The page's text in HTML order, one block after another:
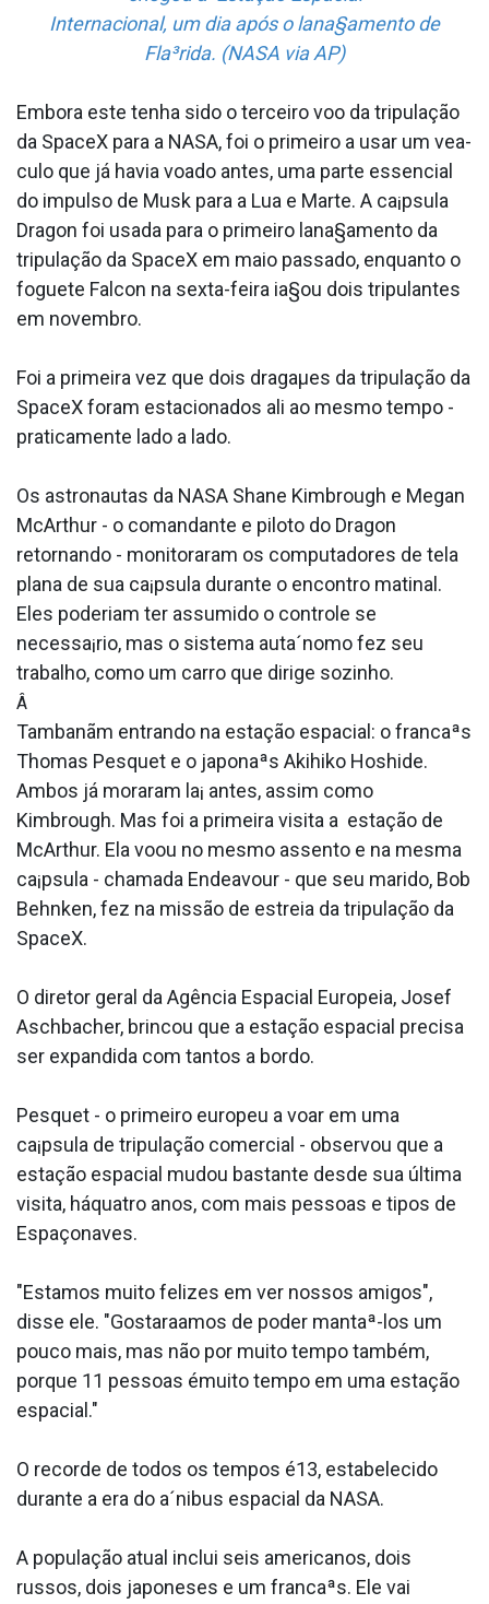
Internacional, um dia após o lana§amento de
Fla³rida. (NASA via AP)
Embora este tenha sido o terceiro voo da tripulação
da SpaceX para a NASA, foi o primeiro a usar um vea­
culo que já havia voado antes, uma parte essencial
do impulso de Musk para a Lua e Marte. A ca¡psula
Dragon foi usada para o primeiro lana§amento da
tripulação da SpaceX em maio passado, enquanto o
foguete Falcon na sexta-feira ia§ou dois tripulantes
em novembro.
Foi a primeira vez que dois dragaµes da tripulação da
SpaceX foram estacionados ali ao mesmo tempo -
praticamente lado a lado.
Os astronautas da NASA Shane Kimbrough e Megan
McArthur - o comandante e piloto do Dragon
retornando - monitoraram os computadores de tela
plana de sua ca¡psula durante o encontro matinal.
Eles poderiam ter assumido o controle se
necessa¡rio, mas o sistema auta´nomo fez seu
trabalho, como um carro que dirige sozinho.
Â
Tambanãm entrando na estação espacial: o francaªs
Thomas Pesquet e o japonaªs Akihiko Hoshide.
Ambos já moraram la¡ antes, assim como
Kimbrough. Mas foi a primeira visita a estação de
McArthur. Ela voou no mesmo assento e na mesma
ca¡psula - chamada Endeavour - que seu marido, Bob
Behnken, fez na missão de estreia da tripulação da
SpaceX.
O diretor geral da Agência Espacial Europeia, Josef
Aschbacher, brincou que a estação espacial precisa
ser expandida com tantos a bordo.
Pesquet - o primeiro europeu a voar em uma
ca¡psula de tripulação comercial - observou que a
estação espacial mudou bastante desde sua última
visita, háquatro anos, com mais pessoas e tipos de
Espaçonaves.
"Estamos muito felizes em ver nossos amigos",
disse ele. "Gostara­amos de poder mantaª-los um
pouco mais, mas não por muito tempo também,
porque 11 pessoas émuito tempo em uma estação
espacial."
O recorde de todos os tempos é13, estabelecido
durante a era do a´nibus espacial da NASA.
A população atual inclui seis americanos, dois
russos, dois japoneses e um francaªs. Ele vai